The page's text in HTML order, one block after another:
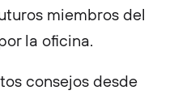
miembros del
la oficina.
consejos desde